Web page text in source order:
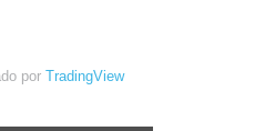
por TradingView